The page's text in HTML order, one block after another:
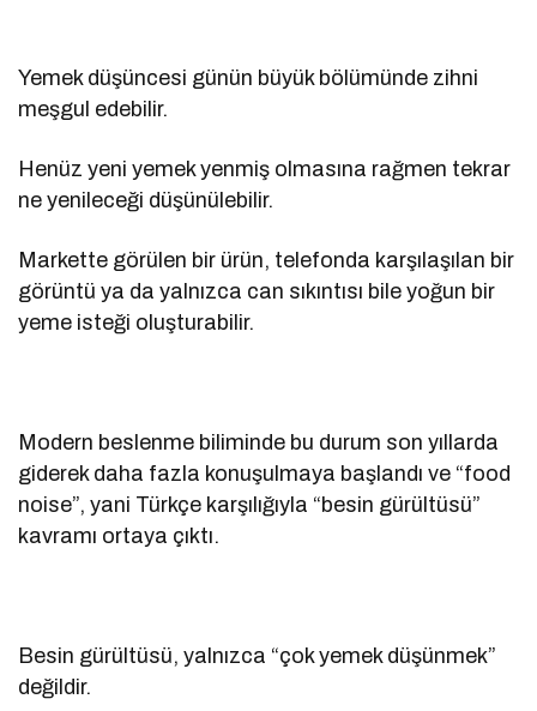
Yemek düşüncesi günün büyük bölümünde zihni
meşgul edebilir.
Henüz yeni yemek yenmiş olmasına rağmen tekrar
ne yenileceği düşünülebilir.
Markette görülen bir ürün, telefonda karşılaşılan bir
görüntü ya da yalnızca can sıkıntısı bile yoğun bir
yeme isteği oluşturabilir.
Modern beslenme biliminde bu durum son yıllarda
giderek daha fazla konuşulmaya başlandı ve “food
noise”, yani Türkçe karşılığıyla “besin gürültüsü”
kavramı ortaya çıktı.
Besin gürültüsü, yalnızca “çok yemek düşünmek”
değildir.